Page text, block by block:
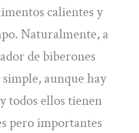
calientes y
Naturalmente, a
de biberones
aunque hay
todos ellos tienen
pero importantes